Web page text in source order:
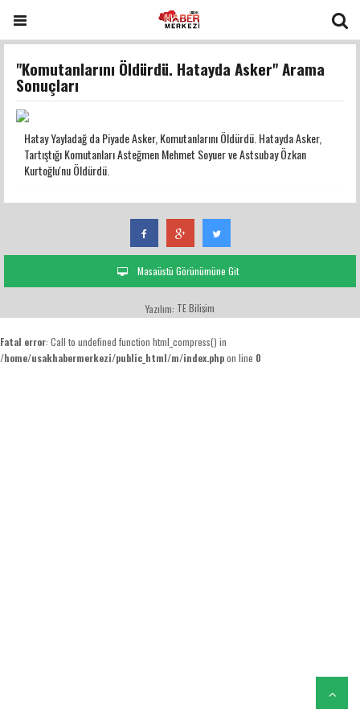
"Komutanlarını Öldürdü. Hatayda Asker" Arama
Sonuçları
Hatay Yayladağ da Piyade Asker, Komutanlarını Öldürdü. Hatayda Asker,
Tartıştığı Komutanları Asteğmen Mehmet Soyuer ve Astsubay Özkan
Kurtoğlu'nu Öldürdü.
Masaüstü Görünümüne Git
Yazılım: TE Bilişim
Fatal error: Call to undefined function html_compress() in
/home/usakhabermerkezi/public_html/m/index.phpon line 0